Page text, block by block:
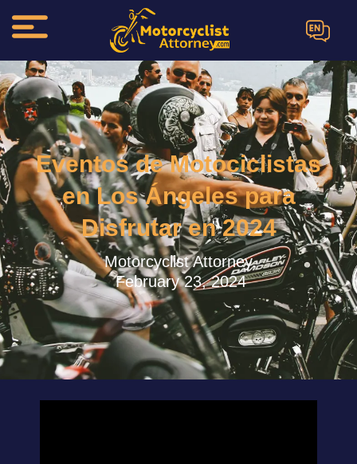
EN
Eventos de Motociclistas
en Los Ángeles para
Disfrutar en 2024
Motorcyclist Attorney.
February 23, 2024